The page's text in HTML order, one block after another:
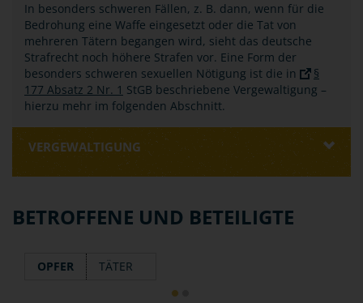
In besonders schweren Fällen, z. B. dann, wenn für die
Bedrohung eine Waffe eingesetzt oder die Tat von
mehreren Tätern begangen wird, sieht das deutsche
Strafrecht noch höhere Strafen vor. Eine Form der
besonders schweren sexuellen Nötigung ist die in
§
177 Absatz 2 Nr. 1 StGB beschriebene Vergewaltigung –
hierzu mehr im folgenden Abschnitt.
VERGEWALTIGUNG
BETROFFENE UND BETEILIGTE
OPFER TÄTER